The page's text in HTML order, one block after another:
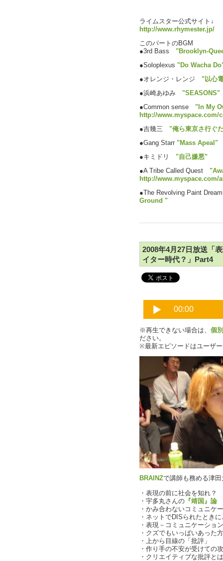
ライムスター公式サイト↓
http://www.rhymester.jp/
このパートのBGM
●3rd Bass "Brooklyn-
●Soloplexus "Do Wacha
●オレンジ・レンジ "以心
●浜崎あゆみ "SEASONS"
●Common sense "In My
http://www.myspace.com/
●吉幾三 "俺ら東京さ行ぐ
●Gang Starr "Mass Apeal"
●キミドリ "自己嫌悪"
●A Tribe Called Quest
http://www.myspace.com/
●The Revolving Paint
Ground "
2008年4月27日放送「
イター時代？」Part4
※再生できない場合は、 個
ださい。
※最新エピソードはユーザ
BRAINZで講師も務める津
・表現の前に社会を知れ？
・宇多丸さんの 『靖国』論
・かみ合わないコミュニケ
・ネットでDISられたとき
・表現－コミュニケーショ
・クズでもいっぱいあった
・上から目線の「批評」
・作り手の不安が受けての
・クリエイティブな批評と